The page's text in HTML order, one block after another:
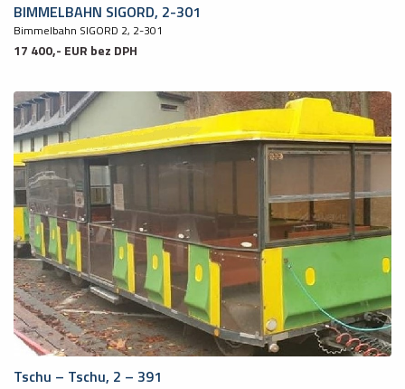
BIMMELBAHN SIGORD, 2-301
Bimmelbahn SIGORD 2, 2-301
17 400,- EUR bez DPH
Tschu – Tschu, 2 – 391